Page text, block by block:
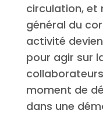
circulation, et
général du
activité
pour agir sur
moment de
dans une